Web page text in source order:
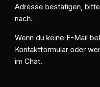
Adresse bestätigen,
nach.
Wenn du keine E-Mail
Kontaktformular oder
im Chat.